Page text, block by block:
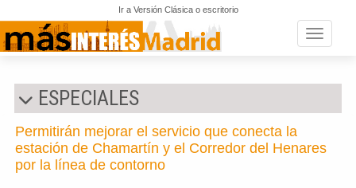
Ir a Versión Clásica o escritorio
Toggle
ESPECIALES
Permitirán mejorar el servicio que conecta la
estación de Chamartín y el Corredor del Henares
por la línea de contorno